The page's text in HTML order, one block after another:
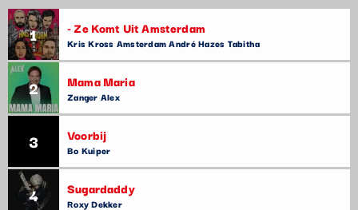
1 - Ze Komt Uit Amsterdam
Kris Kross Amsterdam André Hazes Tabitha
2 Mama Maria
Zanger Alex
3 Voorbij
Bo Kuiper
4 Sugardaddy
Roxy Dekker